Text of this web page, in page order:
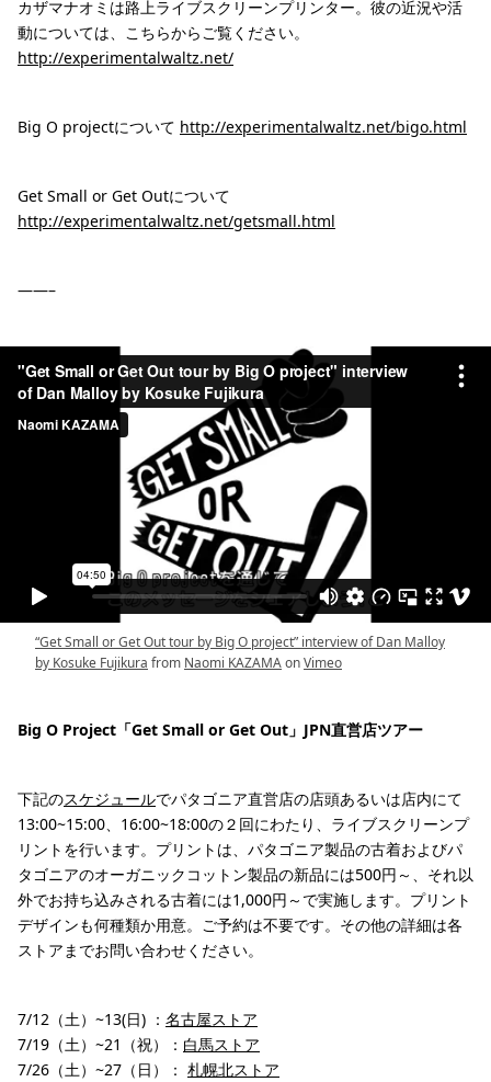
カザマナオミは路上ライブスクリーンプリンター。彼の近況や活
動については、こちらからご覧ください。
http://experimentalwaltz.net/
Big O projectについて http://experimentalwaltz.net/bigo.html
Get Small or Get Outについて
http://experimentalwaltz.net/getsmall.html
——–
“Get Small or Get Out tour by Big O project” interview of Dan Malloy
by Kosuke Fujikura from Naomi KAZAMAonVimeo
Big O Project「Get Small or Get Out」JPN直営店ツアー
下記のスケジュールでパタゴニア直営店の店頭あるいは店内にて
13:00~15:00、16:00~18:00の２回にわたり、ライブスクリーンプ
リントを行います。プリントは、パタゴニア製品の古着およびパ
タゴニアのオーガニックコットン製品の新品には500円～、それ以
外でお持ち込みされる古着には1,000円～で実施します。プリント
デザインも何種類か用意。ご予約は不要です。その他の詳細は各
ストアまでお問い合わせください。
7/12（土）~13(日) ： 名古屋ストア
7/19（土）~21（祝）： 白馬ストア
7/26（土）~27（日）： 札幌北ストア